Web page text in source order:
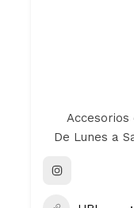
De Lunes a